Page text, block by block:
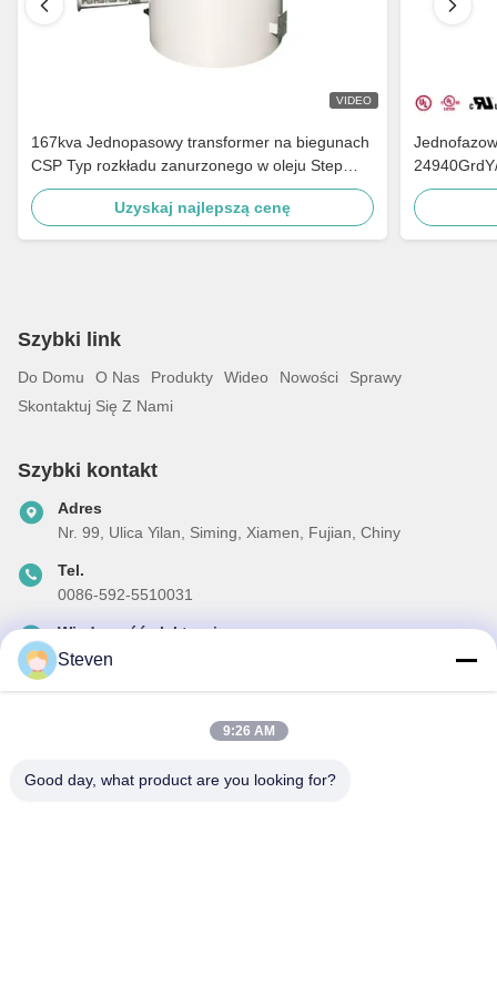
VIDEO
167kva Jednopasowy transformer na biegunach
CSP Typ rozkładu zanurzonego w oleju Step
Down 4160v Do 480v
Uzyskaj najlepszą cenę
wiejskiej
Szybki link
Do Domu O Nas Produkty Wideo Nowości
Sprawy
Skontaktuj Się Z Nami
Szybki kontakt
Adres
Nr. 99, Ulica Yilan, Siming, Xiamen, Fujian, Chiny
Tel.
0086-592-5510031
Wiadomość elektroniczna
steven@winley-electric.com
Zapisz się do naszego biuletynu z rabatami i innymi informacjami.
Steven
9:26 AM
Good day, what product are you looking for?